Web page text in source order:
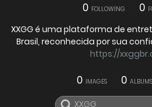
0 FOLLOWING 0
XXGG é uma plataforma de
Brasil, reconhecida por sua
https://
0 IMAGES 0 ALBUMS